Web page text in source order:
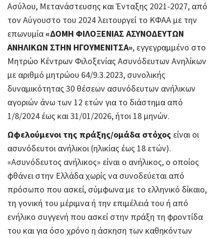
Ασύλου, Μετανάστευσης και Ένταξης 2021-2027, από
τον Αύγουστο του 2024 λειτουργεί το ΚΦΑΑ με την
επωνυμία«ΔΟΜΗ ΦΙΛΟΞΕΝΙΑΣ ΑΣΥΝΟΔΕΥΤΩΝ
ΑΝΗΛΙΚΩΝ ΣΤΗΝ ΗΓΟΥΜΕΝΙΤΣΑ», εγγεγραμμένο στο
Μητρώο Κέντρων Φιλοξενίας Ασυνόδευτων Ανηλίκων
με αριθμό μητρώου 64/9.3.2023, συνολικής
δυναμικότητας 30 θέσεων ασυνόδευτων ανήλικων
αγοριών άνω των 12 ετών για το διάστημα από
1/8/2024 έως και 31/01/2026, ήτοι 18 μηνών.
Ωφελούμενοι της πράξης/ομάδα στόχος είναι οι
ασυνόδευτοι ανήλικοι (ηλικίας έως 18 ετών).
«Ασυνόδευτος ανήλικος» είναι ο ανήλικος, ο οποίος
φθάνει στην Ελλάδα χωρίς να συνοδεύεται από
πρόσωπο που ασκεί, σύμφωνα με το ελληνικό δίκαιο,
τη γονική του μέριμνα ή την επιμέλειά του ή από
ενήλικο συγγενή που ασκεί στην πράξη τη φροντίδα
του και για όσο χρόνο η άσκηση των καθηκόντων